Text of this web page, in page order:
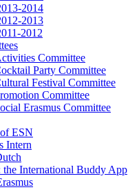
2014
2013
2012
Committee
Party Committee
Festival Committee
Committee
Erasmus Committee
ESN
Intern
the International Buddy App